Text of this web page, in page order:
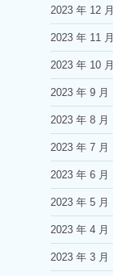
2023 年 12 月
2023 年 11 月
2023 年 10 月
2023 年 9 月
2023 年 8 月
2023 年 7 月
2023 年 6 月
2023 年 5 月
2023 年 4 月
2023 年 3 月